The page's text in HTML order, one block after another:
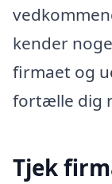
kender
firmaet og
fortælle dig
Tjek